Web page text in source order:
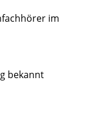
im
bekannt